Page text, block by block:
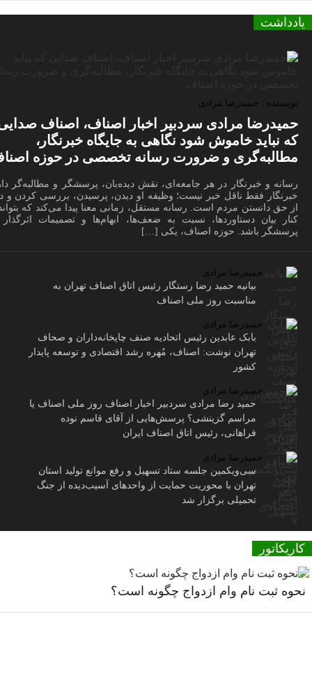
یادداشت
نویسنده : حمیدرضا مرادی
حمیدرضا مرادی سردبیر اخبار اصناف، اصناف
که نباید خاموش شود نگاهی به جایگاه خبرنگار،
مطالبه‌گری و ضرورت رسانه تخصصی در حوزه
رسانه و خبرنگار در هر جامعه‌ای، نقش دیده‌بان، پرسشگر و مطالبه‌گر
خبرنگار فقط ناقل خبر نیست؛ وظیفه او دیدن، پرسیدن، بررسی کردن و
از حق دانستن مردم است. رسانه مستقل، زمانی معنا پیدا می‌کند که
کنار بیان دستاوردها، نسبت به ضعف‌ها، ابهام‌ها و تصمیمات اثرگذار
پرسشگر باشد. حوزه اصناف، یکی […]
حمیدرضا مرادی
بیانیه حمید رضا رستگار رئیس اتاق اصناف تهران به
مناسبت روز ملی اصناف
حمیدرضا مرادی
بابک عابدین رئیس اتحادیه صنف چاپخانه‌داران و صحاف
تهران نوشت: اصناف، مُهره رشد اقتصادی و توسعه پایدار
کشور
حمیدرضا مرادی
حمید رضا مرادی سردبیر اخبار اصناف روز ملی اصناف یا
مراسم گزینشی؟ پرسش‌هایی از آقای قاسم نوده
فراهانی، رئیس اتاق اصناف ایران
حمیدرضا مرادی
سی‌ویکمین جلسه ستاد تسهیل و رفع موانع تولید استان
تهران با محوریت حمایت از واحدهای آسیب‌دیده از جنگ
تحمیلی برگزار شد
کاریکاتور
نحوه ثبت نام وام ازدواج چگونه است؟